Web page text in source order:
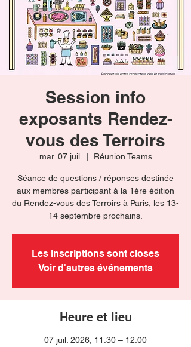
Session info
exposants Rendez-
vous des Terroirs
mar. 07 juil. Réunion Teams
Séance de questions / réponses destinée
aux membres participant à la 1ère édition
du Rendez-vous des Terroirs à Paris, les 13-
14 septembre prochains.
Les inscriptions sont closes
Voir d'autres événements
Heure et lieu
07 juil. 2026, 11:30 – 12:00